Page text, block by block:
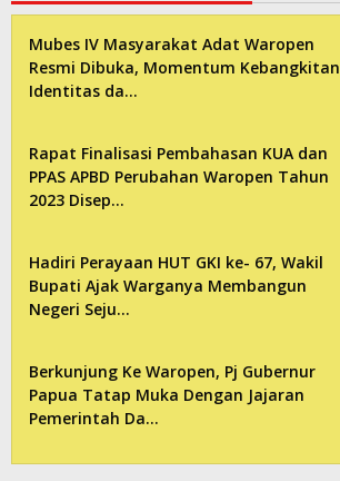
Mubes IV Masyarakat Adat Waropen
Resmi Dibuka, Momentum Kebangkitan
Identitas da…
Rapat Finalisasi Pembahasan KUA dan
PPAS APBD Perubahan Waropen Tahun
2023 Disep…
Hadiri Perayaan HUT GKI ke- 67, Wakil
Bupati Ajak Warganya Membangun
Negeri Seju…
Berkunjung Ke Waropen, Pj Gubernur
Papua Tatap Muka Dengan Jajaran
Pemerintah Da…